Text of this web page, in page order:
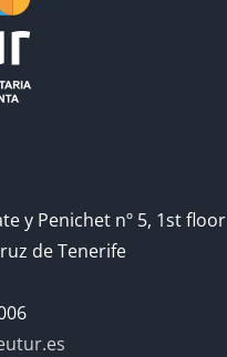
y Penichet nº 5, 1st floor
de Tenerife